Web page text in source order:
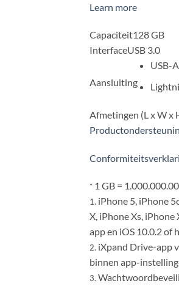
Learn more
Capaciteit128 GB
InterfaceUSB 3.0
Aansluiting
USB-A
Afmetingen (L x W x
* 1 GB =
1. iPhone 5, iPhone
X, iPhone Xs,
app en iOS 10.0.2 of
2. iXpand Drive-app
binnen app-
3.